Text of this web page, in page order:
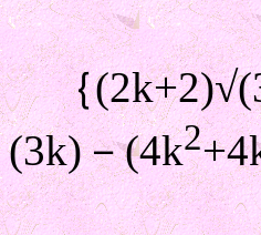
｛
(3k)－(4k2